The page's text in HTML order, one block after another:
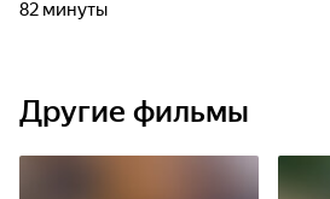
82 минуты
Другие фильмы